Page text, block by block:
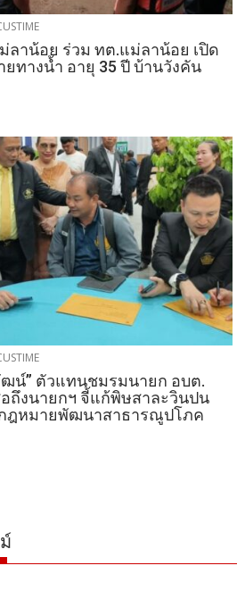
ลาน้อย ร่วม ทต.แม่ลาน้อย เปิด
ทางน้ำ อายุ 35 ปี บ้านวังคัน
น์” ตัวแทนชมรมนายก อบต.
ถึงนายกฯ จี้แก้พิษสาละวินปน
ฎหมายพัฒนาสาธารณูปโภค